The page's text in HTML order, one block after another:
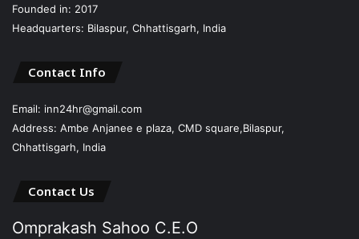
Founded in: 2017
Headquarters: Bilaspur, Chhattisgarh, India
Contact Info
Email: inn24hr@gmail.com
Address: Ambe Anjanee e plaza, CMD square,Bilaspur,
Chhattisgarh, India
Contact Us
Omprakash Sahoo C.E.O